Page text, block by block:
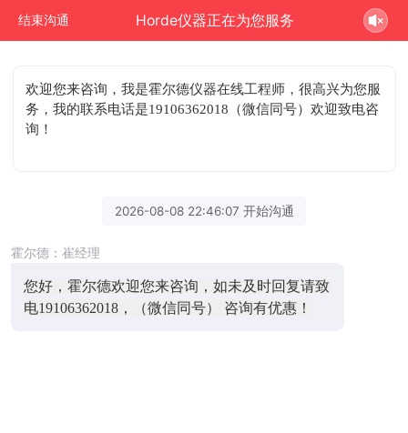
结束沟通 Horde仪器正在为您服务
欢迎您来咨询 ，我是霍尔德仪器在线工程师，很高兴为您服
务，我的联系电话是19106362018（微信同号）欢迎致电咨
询！
2026-08-08 22:46:07 开始沟通
霍尔德：崔经理
您好，霍尔德欢迎您来咨询，如未及时回复请致
电19106362018，（微信同号） 咨询有优惠！